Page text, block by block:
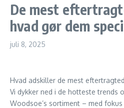
De mest
hvad gør dem
juli 8, 2025
Hvad adskiller de mest
Vi dykker ned i de hotteste trends
Woodsoe’s sortiment – med